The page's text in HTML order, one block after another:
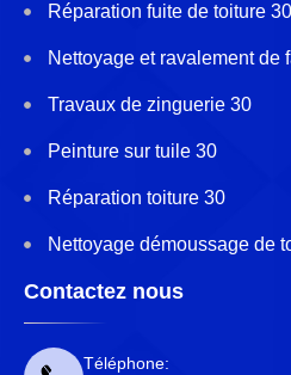
Réparation fuite de toiture 30
Nettoyage et ravalement de
Travaux de zinguerie 30
Peinture sur tuile 30
Réparation toiture 30
Nettoyage démoussage de
Contactez nous
Téléphone: